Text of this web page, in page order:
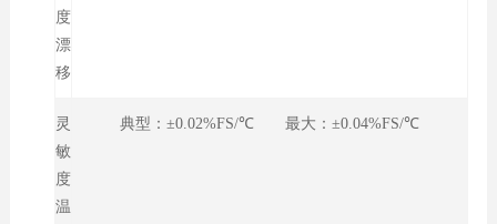
度
漂
移
灵
敏
度
温
典型：±0.02%FS/℃ 最大：±0.04%FS/℃